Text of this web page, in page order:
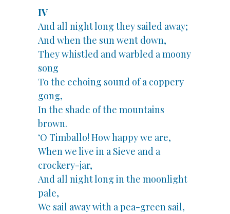
IV
And all night long they sailed away;
And when the sun went down,
They whistled and warbled a moony
song
To the echoing sound of a coppery
gong,
In the shade of the mountains
brown.
‘O Timballo! How happy we are,
When we live in a Sieve and a
crockery-jar,
And all night long in the moonlight
pale,
We sail away with a pea-green sail,